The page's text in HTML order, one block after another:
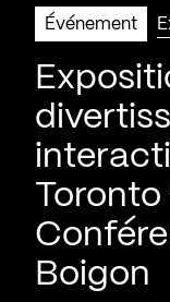
Événement
Toronto
Boigon